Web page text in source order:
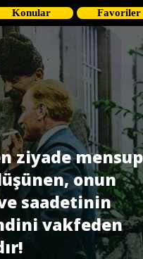
Konular Favoriler
ziyade mensup
onun
saadetinin
vakfeden